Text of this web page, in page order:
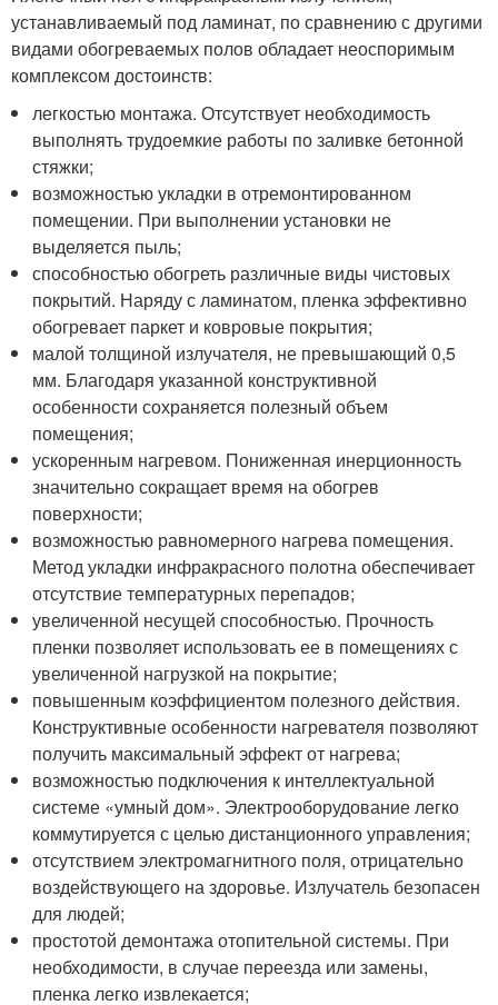
устанавливаемый под ламинат, по сравнению с другими
видами обогреваемых полов обладает неоспоримым
комплексом достоинств:
легкостью монтажа. Отсутствует необходимость
выполнять трудоемкие работы по заливке бетонной
стяжки;
возможностью укладки в отремонтированном
помещении. При выполнении установки не
выделяется пыль;
способностью обогреть различные виды чистовых
покрытий. Наряду с ламинатом, пленка эффективно
обогревает паркет и ковровые покрытия;
малой толщиной излучателя, не превышающий 0,5
мм. Благодаря указанной конструктивной
особенности сохраняется полезный объем
помещения;
ускоренным нагревом. Пониженная инерционность
значительно сокращает время на обогрев
поверхности;
возможностью равномерного нагрева помещения.
Метод укладки инфракрасного полотна обеспечивает
отсутствие температурных перепадов;
увеличенной несущей способностью. Прочность
пленки позволяет использовать ее в помещениях с
увеличенной нагрузкой на покрытие;
повышенным коэффициентом полезного действия.
Конструктивные особенности нагревателя позволяют
получить максимальный эффект от нагрева;
возможностью подключения к интеллектуальной
системе «умный дом». Электрооборудование легко
коммутируется с целью дистанционного управления;
отсутствием электромагнитного поля, отрицательно
воздействующего на здоровье. Излучатель безопасен
для людей;
простотой демонтажа отопительной системы. При
необходимости, в случае переезда или замены,
пленка легко извлекается;